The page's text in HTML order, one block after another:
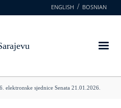
ENGLISH BOSNIAN
elektronske sjednice Senata 21.01.2026.